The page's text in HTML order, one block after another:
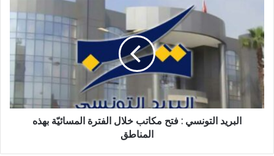
البريد التونسي : فتح مكاتب خلال الفترة المسائيّة بهذه
المناطق